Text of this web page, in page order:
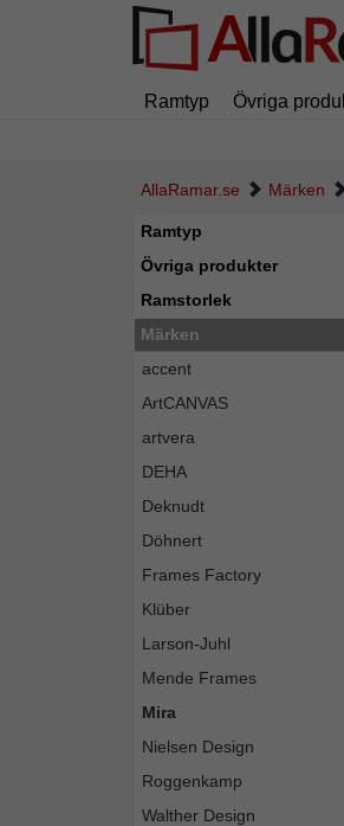
Ramtyp Övriga
AllaRamar.se Märken
Ramtyp
Övriga produkter
Ramstorlek
Märken
accent
ArtCANVAS
artvera
DEHA
Deknudt
Döhnert
Frames Factory
Klüber
Larson-Juhl
Mende Frames
Mira
Nielsen Design
Roggenkamp
Walther Design